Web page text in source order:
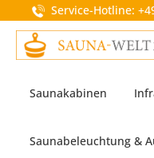
Zur
Service-Hotline:
Saunakabinen
Saunabeleuchtung &